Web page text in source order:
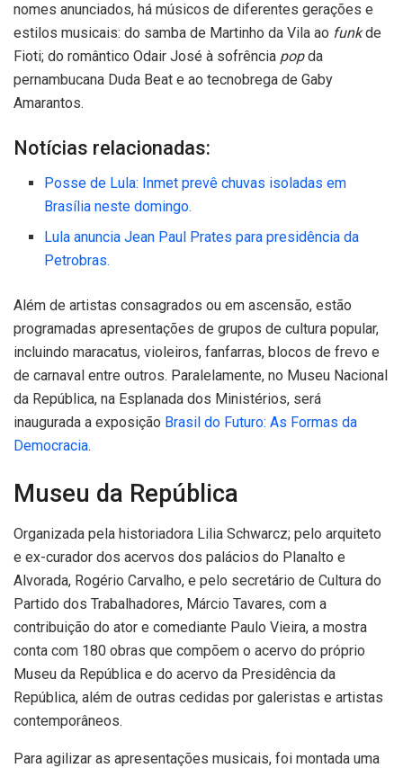
nomes anunciados, há músicos de diferentes gerações e
estilos musicais: do samba de Martinho da Vila ao funkde
Fioti; do romântico Odair José à sofrência popda
pernambucana Duda Beat e ao tecnobrega de Gaby
Amarantos.
Notícias relacionadas:
Posse de Lula: Inmet prevê chuvas isoladas em
Brasília neste domingo.
Lula anuncia Jean Paul Prates para presidência da
Petrobras.
Além de artistas consagrados ou em ascensão, estão
programadas apresentações de grupos de cultura popular,
incluindo maracatus, violeiros, fanfarras, blocos de frevo e
de carnaval entre outros. Paralelamente, no Museu Nacional
da República, na Esplanada dos Ministérios, será
inaugurada a exposição Brasil do Futuro: As Formas da
Democracia.
Museu da República
Organizada pela historiadora Lilia Schwarcz; pelo arquiteto
e ex-curador dos acervos dos palácios do Planalto e
Alvorada, Rogério Carvalho, e pelo secretário de Cultura do
Partido dos Trabalhadores, Márcio Tavares, com a
contribuição do ator e comediante Paulo Vieira, a mostra
conta com 180 obras que compõem o acervo do próprio
Museu da República e do acervo da Presidência da
República, além de outras cedidas por galeristas e artistas
contemporâneos.
Para agilizar as apresentações musicais, foi montada uma